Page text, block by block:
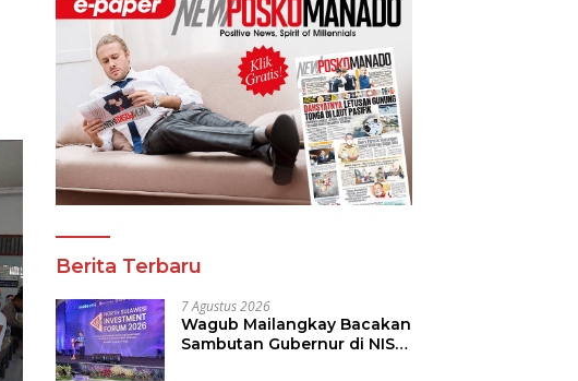
Berita Terbaru
7 Agustus 2026
Wagub Mailangkay Bacakan
Sambutan Gubernur di NISF